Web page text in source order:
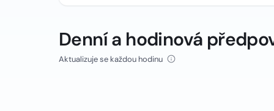
Denní a hodinová
Aktualizuje se každou hodinu